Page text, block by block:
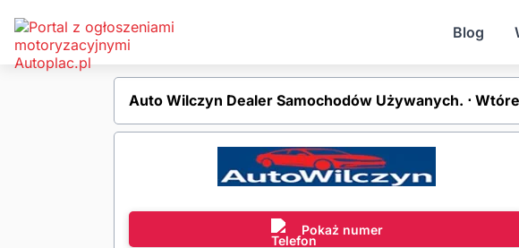
Blog
Auto Wilczyn Dealer Samochodów Używanych. ⋅
Pokaż numer